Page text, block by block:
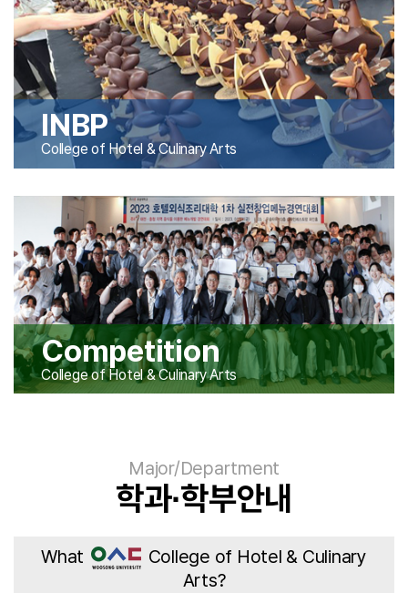
INBP
College of Hotel & Culinary Arts
Competition
College of Hotel & Culinary Arts
Major/Department
학과∙학부안내
What
College of Hotel & Culinary
Arts?